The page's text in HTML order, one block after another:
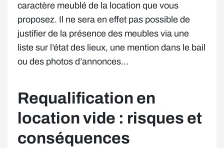
caractère meublé de la location que vous
proposez. Il ne sera en effet pas possible de
justifier de la présence des meubles via une
liste sur l’état des lieux, une mention dans le bail
ou des photos d’annonces…
Requalification en
location vide : risques et
conséquences